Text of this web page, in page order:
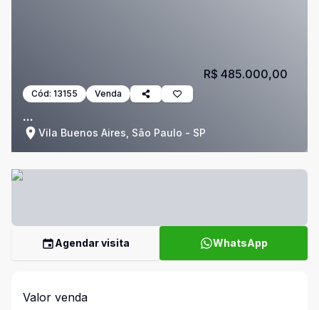
Cód: 13155 Venda
...
Vila Buenos Aires, São Paulo - SP
R$ 485.000,00
Agendar visita WhatsApp
Valor venda